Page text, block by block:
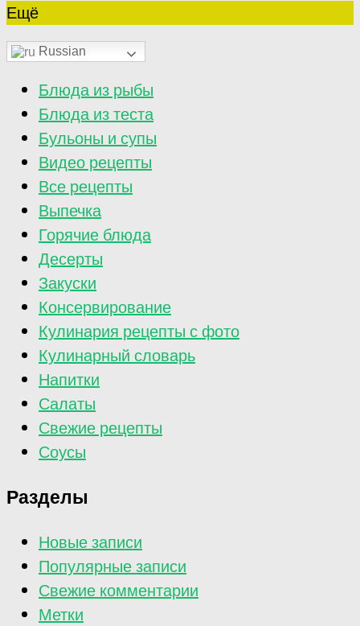
Ещё
Russian
Блюда из рыбы
Блюда из теста
Бульоны и супы
Видео рецепты
Все рецепты
Выпечка
Горячие блюда
Десерты
Закуски
Консервирование
Кулинария рецепты с фото
Кулинарный словарь
Напитки
Салаты
Свежие рецепты
Соусы
Разделы
Новые записи
Популярные записи
Свежие комментарии
Метки